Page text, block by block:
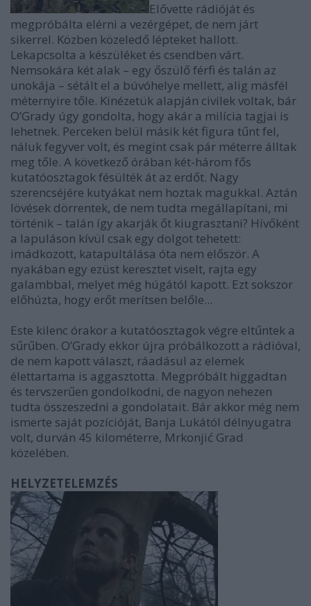
Elővette rádióját és
megpróbálta elérni a vezérgépet, de nem járt
sikerrel. Közben közeledő lépteket hallott.
Lekapcsolta a készüléket és csendben várt.
Nemsokára két alak – egy őszülő férfi és talán az
unokája – sétált el a búvóhelye mellett, alig másfél
méternyire tőle. Kinézetük alapján civilek voltak, bár
O’Grady úgy gondolta, hogy akár a milícia tagjai is
lehetnek. Perceken belül másik két figura tűnt fel,
náluk fegyver volt, és megint csak pár méterre álltak
meg tőle. A következő órában két-három fős
kutatóosztagok fésülték át az erdőt. Nagy
szerencséjére kutyákat nem hoztak magukkal. Aztán
lövések dörrentek, de nem tudta megállapítani, mi
történik – talán így akarják őt kiugrasztani? Hívőként
a lapuláson kívül csak egy dolgot tehetett:
imádkozott, katapultálása óta nem először. A
nyakában egy ezüst keresztet viselt, rajta egy
galambbal, melyet még húgától kapott. Ezt sokszor
előhúzta, hogy erőt merítsen belőle...
Este kilenc órakor a kutatóosztagok végre eltűntek a
sűrűben. O’Grady ekkor újra próbálkozott a rádióval,
de nem kapott választ, ráadásul az elemek
élettartama is aggasztotta. Megpróbált higgadtan
és tervszerűen gondolkodni, de nagyon nehezen
tudta összeszedni a gondolatait. Bár akkor még nem
ismerte saját pozícióját, Banja Lukától délnyugatra
volt, durván 45 kilométerre, Mrkonjić Grad
közelében.
HELYZETELEMZÉS